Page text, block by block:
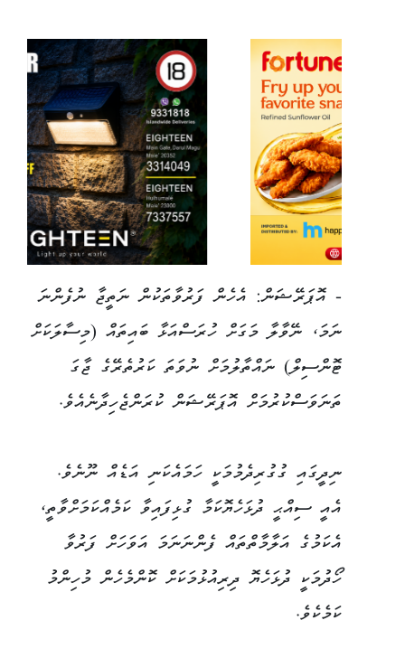
- އޮޕަރޭޝަން: އެހެން ފަރުވާތަކުން ނަތީޖާ ނުފެންނަ
ނަމަ، ނޭވާލާ މަގަށް ހުރަސްއަޅާ ބައިތައް (މިސާލަކަށް
ޓޮންސިލް) ނައްތާލުމަށް ނުވަތަ ކަރުތެރޭގެ ޖާގަ
ތަނަވަސްކުރުމަށް އޮޕަރޭޝަން ކުރަންޖެހިދާނެއެވެ.
ނިދީގައި ގުގުރިދެމުމަކީ ހަމައެކަނި އަޑެއް ނޫނެވެ.
އެއީ ސިއްޙީ ދުޅަހެޔޮކަމާ ގުޅިފައިވާ ކަމެއްކަމަށްވާތީ،
އެކަމުގެ އަލާމާތްތައް ފެންނަނަމަ އަވަހަށް ފަރުވާ
ހޯދުމަކީ ދުޅަހެޔޮ ދިރިއުޅުމަކަށް ކޮންމެހެން މުހިންމު
ކަމެކެވެ.